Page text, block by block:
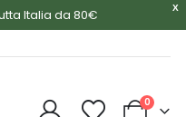
X
Italia da 80€
0